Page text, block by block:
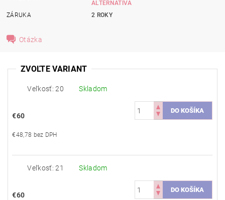
ALTERNATÍVA
ZÁRUKA
2 ROKY
Otázka
ZVOĽTE VARIANT
Veľkosť: 20 Skladom
€60
€48,78 bez DPH
Veľkosť: 21 Skladom
€60